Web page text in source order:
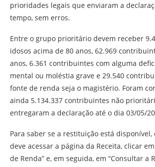
prioridades legais que enviaram a
tempo, sem erros.
Entre o grupo prioritário devem receber
idosos acima de 80 anos, 62.969
anos, 6.361 contribuintes com alguma
mental ou moléstia grave e 29.540
fonte de renda seja o magistério. Foram
ainda 5.134.337 contribuintes não
entregaram a declaração até o dia 03/05/
Para saber se a restituição está
deve acessar a página da Receita, clicar
de Renda” e, em seguida, em “Consultar a